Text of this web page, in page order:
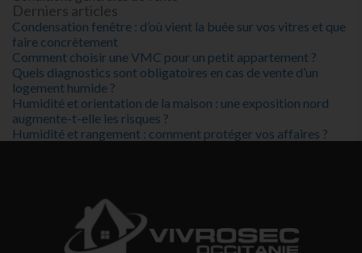
Derniers articles
Condensation fenêtre : d’où vient la buée sur vos vitres et que
faire concrètement
Comment choisir une VMC pour un petit appartement ?
Quels diagnostics sont obligatoires en cas de vente d’un
logement humide ?
Humidité et orientation de la maison : une exposition nord
augmente-t-elle les risques ?
Humidité et rangement : comment protéger vos affaires ?